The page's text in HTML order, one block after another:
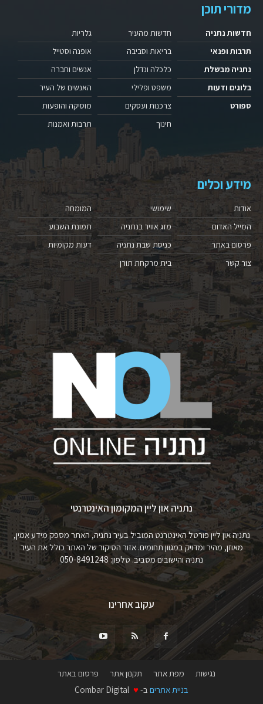
מדורי תוכן
חדשות נתניה
תרבות ופנאי
נתניה מבשלת
בלוגים ודעות
ספורט
חדשות מהעיר
בריאות וסביבה
כלכלה ונדלן
משפט ופלילי
צרכנות ועסקים
חינוך
גלריות
אופנה וסטייל
אנשים וחברה
האנשים של העיר
מוסיקה והופעות
תרבות ואמנות
מידע וכלים
אודות
המייל האדום
פרסום באתר
צור קשר
שימושי
מזג אוויר בנתניה
כניסת שבת נתניה
בית מרקחת תורן
המומחה
תמונת השבוע
דעות מקומיות
נתניה און ליין המקומון האינטרנטי
נתניה און ליין פורטל האינטרנט המוביל בעיר נתניה, האתר מספק מידע אמין,
מאוזן, מהיר ומדויק במגוון תחומים. אזור הסיקור של האתר כולל את העיר
נתניה והישובים מסביב. טלפון: 050-8491248
עקוב אחרינו
נגישות מפת אתר תקנון אתר
פרסום באתר
בניית אתרים ב- ♥